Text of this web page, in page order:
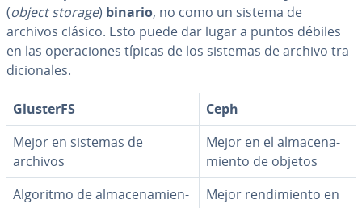
(object storage) binario, no como un sistema de
archivos clásico. Esto puede dar lugar a puntos débiles
en las ope­ra­cio­nes típicas de los sistemas de archivo tra­
di­cio­na­les.
GlusterFS
Ceph
Mejor en sistemas de
archivos
Mejor en el al­ma­ce­na­
mie­n­to de objetos
Algoritmo de al­ma­ce­na­mie­n­
Mejor re­n­di­mie­n­to en